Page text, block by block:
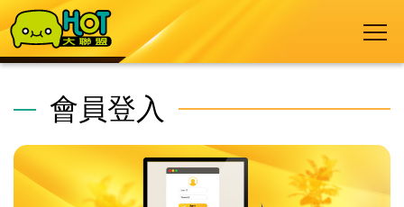
會員登入